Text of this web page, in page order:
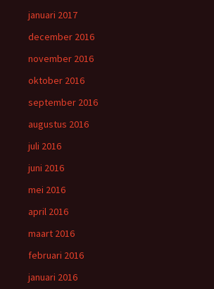
januari 2017
december 2016
november 2016
oktober 2016
september 2016
augustus 2016
juli 2016
juni 2016
mei 2016
april 2016
maart 2016
februari 2016
januari 2016